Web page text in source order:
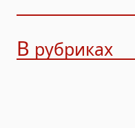
В рубриках